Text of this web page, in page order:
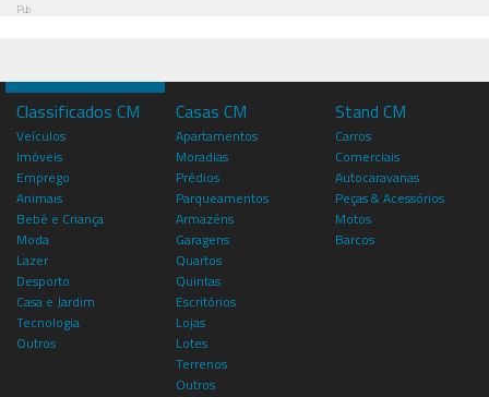
Pub
Classificados CM
Veículos
Imóveis
Emprego
Animais
Bebé e Criança
Moda
Lazer
Desporto
Casa e Jardim
Tecnologia
Outros
Casas CM
Apartamentos
Moradias
Prédios
Parqueamentos
Armazéns
Garagens
Quartos
Quintas
Escritórios
Lojas
Lotes
Terrenos
Outros
Stand CM
Carros
Comerciais
Autocaravanas
Peças & Acessórios
Motos
Barcos